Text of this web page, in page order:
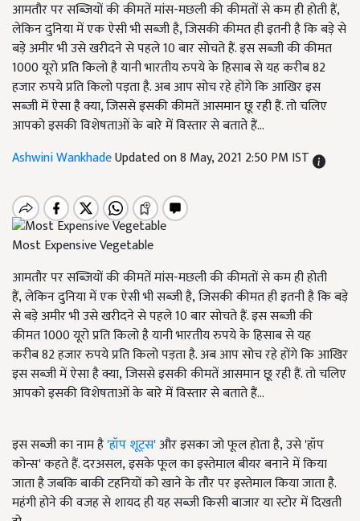
आमतौर पर सब्जियों की कीमतें मांस-मछली की कीमतों से कम ही होती हैं,
लेकिन दुनिया में एक ऐसी भी सब्जी है, जिसकी कीमत ही इतनी है कि बड़े से
बड़े अमीर भी उसे खरीदने से पहले 10 बार सोचते हैं. इस सब्जी की कीमत
1000 यूरो प्रति किलो है यानी भारतीय रुपये के हिसाब से यह करीब 82
हजार रुपये प्रति किलो पड़ता है. अब आप सोच रहे होंगे कि आखिर इस
सब्जी में ऐसा है क्या, जिससे इसकी कीमतें आसमान छू रही हैं. तो चलिए
आपको इसकी विशेषताओं के बारे में विस्तार से बताते हैं...
Ashwini WankhadeUpdated on 8 May, 2021 2:50 PM IST
Most Expensive Vegetable
आमतौर पर सब्जियों की कीमतें मांस-मछली की कीमतों से कम ही होती
हैं, लेकिन दुनिया में एक ऐसी भी सब्जी है, जिसकी कीमत ही इतनी है कि बड़े
से बड़े अमीर भी उसे खरीदने से पहले 10 बार सोचते हैं. इस सब्जी की
कीमत 1000 यूरो प्रति किलो है यानी भारतीय रुपये के हिसाब से यह
करीब 82 हजार रुपये प्रति किलो पड़ता है. अब आप सोच रहे होंगे कि आखिर
इस सब्जी में ऐसा है क्या, जिससे इसकी कीमतें आसमान छू रही हैं. तो चलिए
आपको इसकी विशेषताओं के बारे में विस्तार से बताते हैं...
इस सब्जी का नाम है'हॉप शूट्स'और इसका जो फूल होता है, उसे 'हॉप
कोन्स' कहते हैं. दरअसल, इसके फूल का इस्तेमाल बीयर बनाने में किया
जाता है जबकि बाकी टहनियों को खाने के तौर पर इस्तेमाल किया जाता है.
महंगी होने की वजह से शायद ही यह सब्जी किसी बाजार या स्टोर में दिखती